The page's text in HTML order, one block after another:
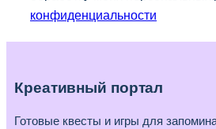
конфиденциальности
Креативный портал
Готовые квесты и игры для